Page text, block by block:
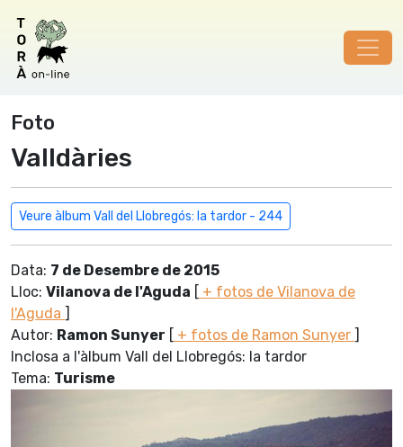
Foto
Valldàries
Veure àlbum Vall del Llobregós: la tardor - 244
Data: 7 de Desembre de 2015
Lloc: Vilanova de l'Aguda [ + fotos de Vilanova de
l'Aguda ]
Autor: Ramon Sunyer [ + fotos de Ramon Sunyer ]
Inclosa a l'àlbum Vall del Llobregós: la tardor
Tema: Turisme